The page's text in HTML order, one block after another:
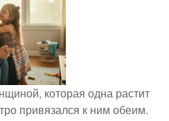
которая одна растит
привязался к ним обеим.